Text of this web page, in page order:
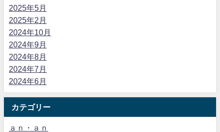
2025年5月
2025年2月
2024年10月
2024年9月
2024年8月
2024年7月
2024年6月
カテゴリー
ａｎ・ａｎ